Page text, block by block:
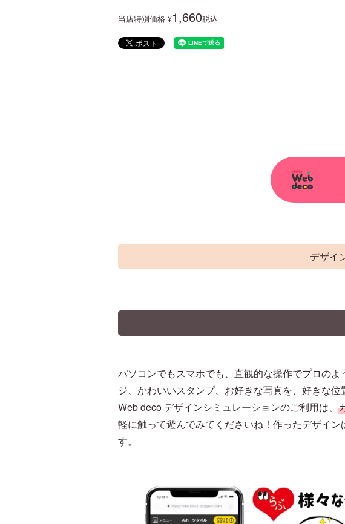
当店特別価格 ¥1,660税込
デザイ
パソコンでもスマホでも、直観的な操作でプロの
ジ、かわいいスタンプ、お好きな写真を、好きな
Web deco デザインシミュレーションのご利用は、
軽に触って遊んでみてくださいね！作ったデザイ
す。